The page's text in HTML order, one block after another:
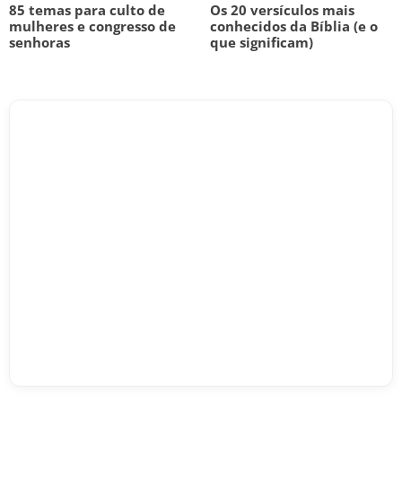
85 temas para culto de
mulheres e congresso de
senhoras
Os 20 versículos mais
conhecidos da Bíblia (e o
que significam)